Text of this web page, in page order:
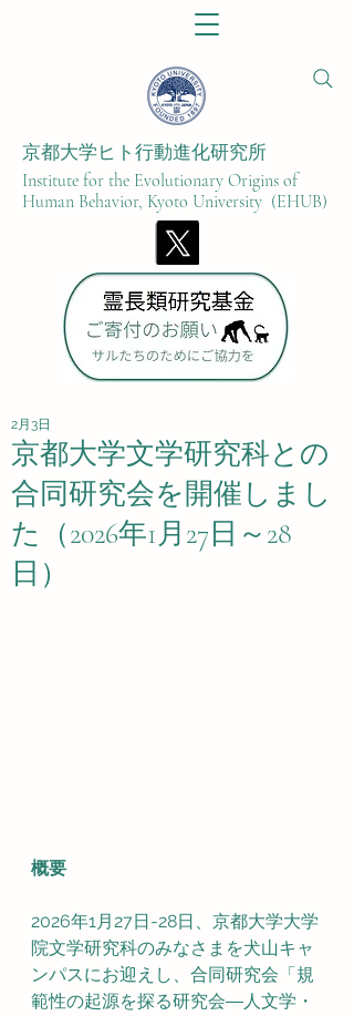
京都大学ヒト行動進化研究所​
Institute for the Evolutionary Origins of
Human Behavior, Kyoto University (EHUB)
京都大学文学研究科との
合同研究会を開催しまし
た（2026年1月27日～28
日）
2月3日
概要
2026年1月27日-28日、京都大学大学
院文学研究科のみなさまを犬山キャ
ンパスにお迎えし、合同研究会「規
範性の起源を探る研究会―人文学・